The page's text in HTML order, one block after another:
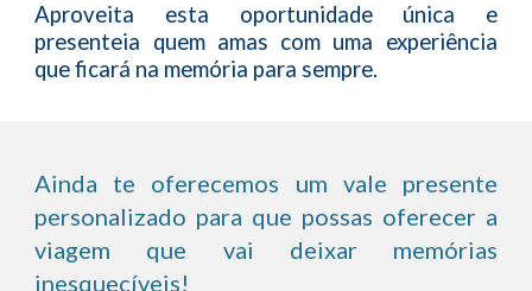
Aproveita esta oportunidade única e
presenteia quem amas com uma experiência
que ficará na memória para sempre.
Ainda te oferecemos um vale presente
personalizado para que possas oferecer a
viagem que vai deixar memórias
inesquecíveis!